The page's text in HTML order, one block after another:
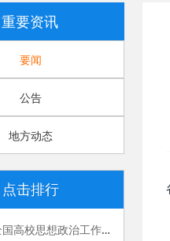
重要资讯
要闻
公告
地方动态
点击排行
习近平在全国高校思想政治工作会议上的讲话